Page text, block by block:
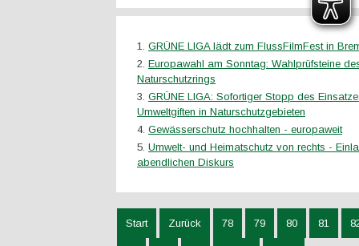
GRÜNE LIGA lädt zum FlussFilmFest in
Europawahl am Sonntag: Wahlprüfsteine
Naturschutzrings
GRÜNE LIGA: Sofortiger Stopp des
Umweltgiften in Naturschutzgebieten
Gewässerschutz hochhalten - europaweit
Umwelt- und Heimatschutz von rechts -
abendlichen Diskurs
Start Zurück 78 79 80 81